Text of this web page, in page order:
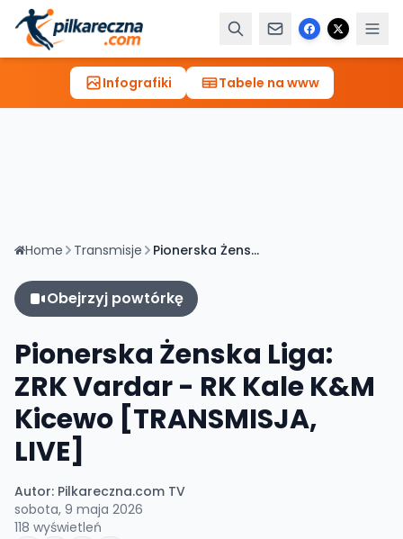
Infografiki Tabele na www
Home Transmisje Pionerska Żenska Liga: ZRK Vardar - RK Kale K&M Kicewo [TRANSMISJA, LIVE]
Obejrzyj powtórkę
Pionerska Żenska Liga:
ZRK Vardar - RK Kale K&M
Kicewo [TRANSMISJA,
LIVE]
Autor: Pilkareczna.com TV
sobota, 9 maja 2026
118 wyświetleń